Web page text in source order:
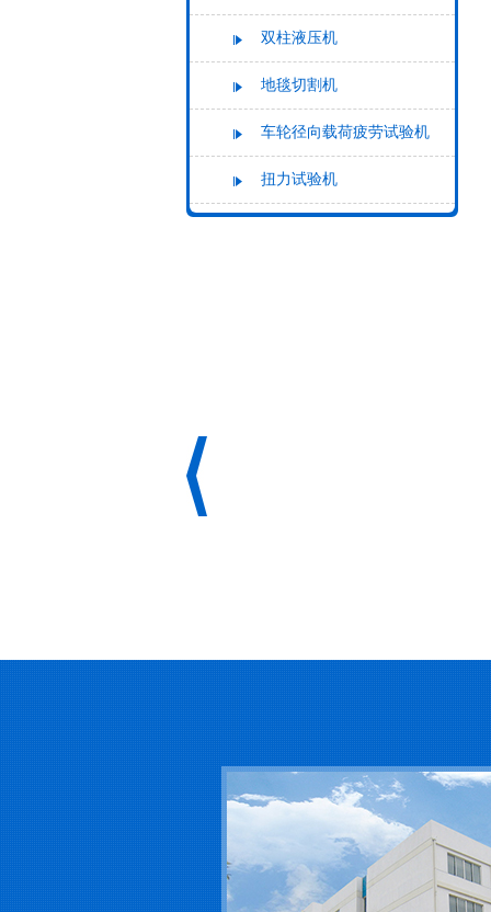
双柱液压机
地毯切割机
车轮径向载荷疲劳试验机
扭力试验机